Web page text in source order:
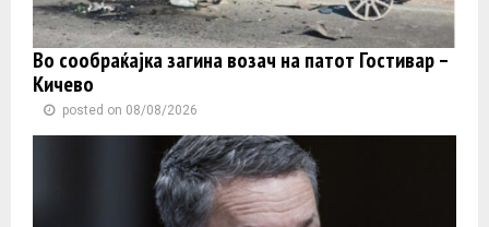
Во сообраќајка загина возач на патот Гостивар –
Кичево
posted on 08/08/2026